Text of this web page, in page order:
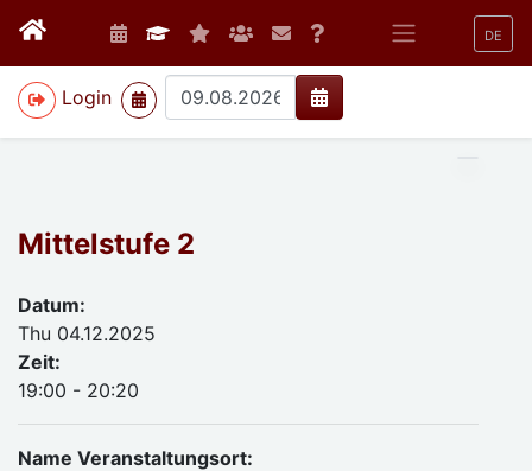
DE
Login
>
Mittelstufe 2
Datum:
Thu 04.12.2025
Zeit:
19:00 - 20:20
Name Veranstaltungsort: